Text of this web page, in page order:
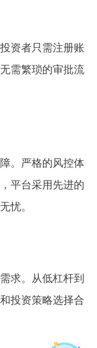
资者只需注册账
需繁琐的审批流
。严格的风控体
平台采用先进的
忧。
求。从低杠杆到
投资策略选择合